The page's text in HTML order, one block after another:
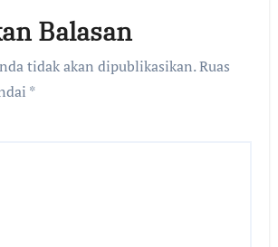
Balasan
tidak akan dipublikasikan.Ruas
*